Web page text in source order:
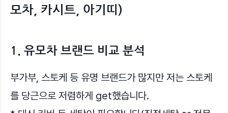
모차, 카시트, 아기띠)
1. 유모차 브랜드 비교 분석
부가부, 스토케 등 유명 브랜드가 많지만 저는 스토케
를 당근으로 저렴하게 get했습니다.